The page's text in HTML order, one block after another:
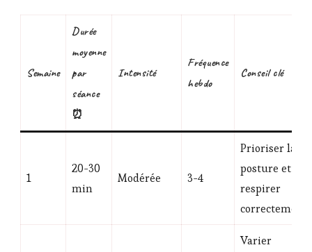
Semaine
Durée
moyenne
par
séance
⏰
Intensité
Fréquence
hebdo
Conseil clé
1
20-30
min
Modérée 3-4
Prioriser la
posture et
respirer
correctement
Varier